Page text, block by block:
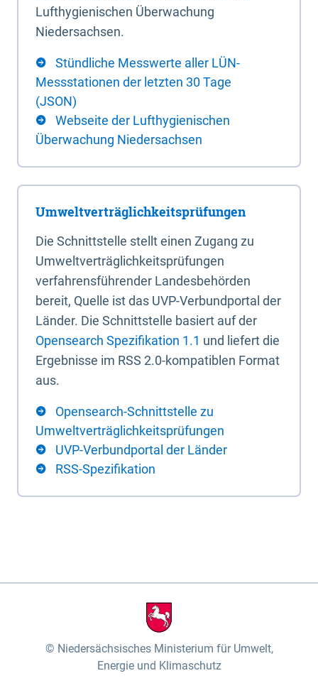
Lufthygienischen Überwachung
Niedersachsen.
Stündliche Messwerte aller LÜN-
Messstationen der letzten 30 Tage
(JSON)
Webseite der Lufthygienischen
Überwachung Niedersachsen
Umweltverträglichkeitsprüfungen
Die Schnittstelle stellt einen Zugang zu
Umweltverträglichkeitsprüfungen
verfahrensführender Landesbehörden
bereit, Quelle ist das UVP-Verbundportal der
Länder. Die Schnittstelle basiert auf der
Opensearch Spezifikation 1.1 und liefert die
Ergebnisse im RSS 2.0-kompatiblen Format
aus.
Opensearch-Schnittstelle zu
Umweltverträglichkeitsprüfungen
UVP-Verbundportal der Länder
RSS-Spezifikation
Niedersächsisches Ministerium für Umwelt,
Energie und Klimaschutz